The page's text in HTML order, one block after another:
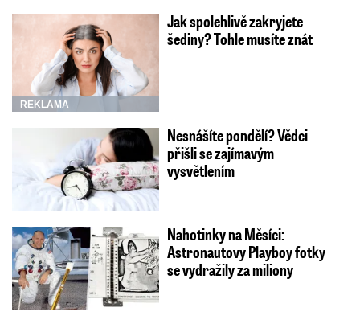
REKLAMA
Jak spolehlivě zakryjete
šediny? Tohle musíte znát
Nesnášíte pondělí? Vědci
přišli se zajímavým
vysvětlením
Nahotinky na Měsíci:
Astronautovy Playboy fotky
se vydražily za miliony